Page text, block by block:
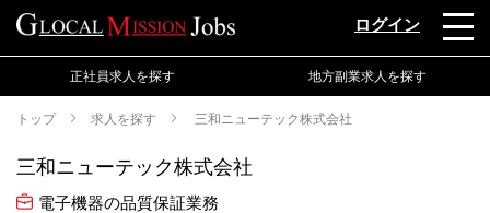
ログイン
正社員求人を探す 地方副業求人を探す
トップ 求人を探す 三和ニューテック株式会社
三和ニューテック株式会社
電子機器の品質保証業務